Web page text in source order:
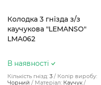
Колодка 3 гнізда з/з
каучукова "LEMANSO"
LMA062
В наявності
Кількість гнізд: 3
Колір виробу:
Чорний
Матеріал: Каучук